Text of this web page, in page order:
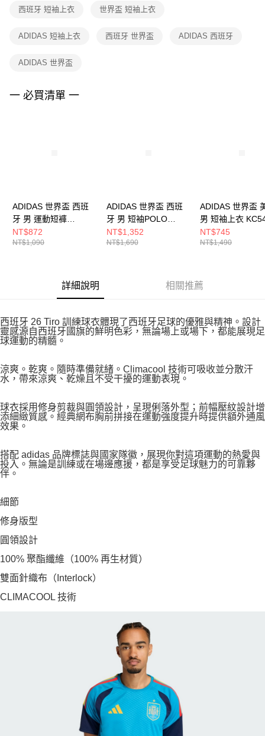
客戶支援中心」 https://netprotections.freshdesk.com/support/home
１．透過由恩沛科技股份有限公司提供之「AFTEE先享後付」服務完成之交
權轉讓予恩沛科技股份有限公司。
３．未成年的使用者請事先徵得法定代理人或監護人之同意方可使用
「AFTEE先享後付」，若未經同意申辦者引起之損失，本公司不負相關責
西班牙 短袖上衣 世界盃 短袖上衣
ADIDAS 短袖上衣 西班牙 世界盃 ADIDAS 西班牙
ADIDAS 世界盃
一 必買清單 一
ADIDAS 世界盃 西班
牙 男 運動短褲
KA8189
NT$872
NT$1,090
ADIDAS 世界盃 西班
牙 男 短袖POLO
JZ2260
NT$1,352
NT$1,690
ADIDAS 世界盃
男 短袖上衣
NT$745
NT$1,490
詳細說明 相關推薦
西班牙 26 Tiro 訓練球衣體現了西班牙足球的優雅與精神。設計
靈感源自西班牙國旗的鮮明色彩，無論場上或場下，都能展現足
球運動的精髓。
涼爽。乾爽。隨時準備就緒。Climacool 技術可吸收並分散汗
水，帶來涼爽、乾燥且不受干擾的運動表現。
球衣採用修身剪裁與圓領設計，呈現俐落外型；前幅壓紋設計增
添細緻質感。經典網布胸前拼接在運動強度提升時提供額外通風
效果。
搭配 adidas 品牌標誌與國家隊徽，展現你對這項運動的熱愛與
投入。無論是訓練或在場邊應援，都是享受足球魅力的可靠夥
伴。
細節
修身版型
圓領設計
100% 聚酯纖維（100% 再生材質）
雙面針織布（Interlock）
CLIMACOOL 技術